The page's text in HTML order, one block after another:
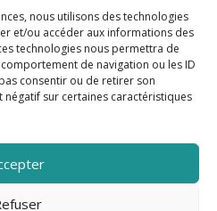
nous utilisons des technologies
et/ou accéder aux informations des
technologies nous permettra de
de navigation ou les ID
consentir ou de retirer son
sur certaines caractéristiques